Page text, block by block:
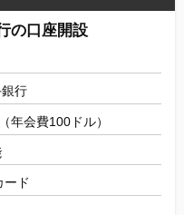
の口座開設
行
年会費100ドル）
ード